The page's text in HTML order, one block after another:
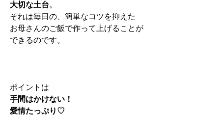
大切な土台。
それは毎日の、簡単なコツを抑えた
お母さんのご飯で作って上げることが
できるのです。
ポイントは
手間はかけない！
愛情たっぷり♡